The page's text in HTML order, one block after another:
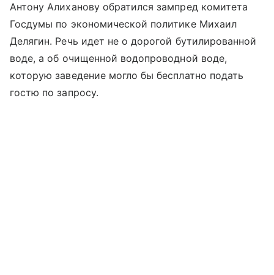
Антону Алиханову обратился зампред комитета
Госдумы по экономической политике Михаил
Делягин. Речь идет не о дорогой бутилированной
воде, а об очищенной водопроводной воде,
которую заведение могло бы бесплатно подать
гостю по запросу.